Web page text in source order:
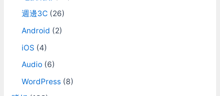
週邊3C(26)
Android (2)
iOS (4)
Audio(6)
WordPress(8)